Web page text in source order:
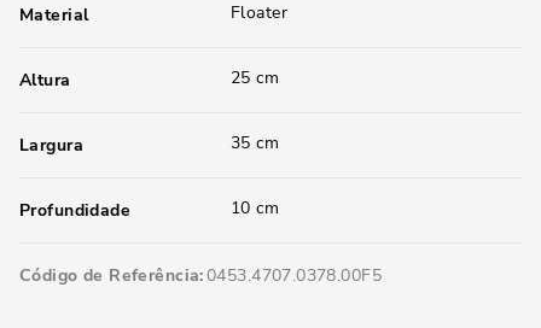
Material Floater
Altura 25 cm
Largura 35 cm
Profundidade 10 cm
Código de Referência 0453.4707.0378.00F5